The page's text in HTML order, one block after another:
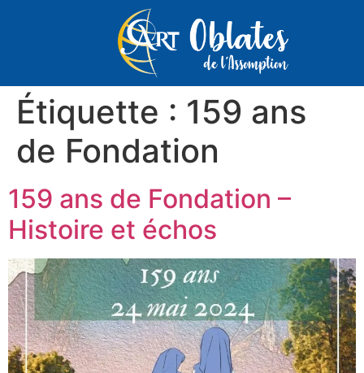
Étiquette : 159 ans
de Fondation
159 ans de Fondation –
Histoire et échos